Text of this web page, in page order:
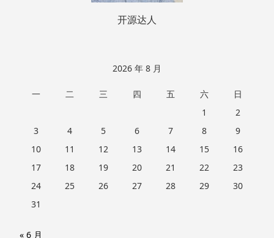
开源达人
2026 年 8 月
一 二 三 四 五 六
日
1
2
3
4 5 6 7 8
9
10
11 12 13 14 15
16
17
18 19 20 21 22
23
24
25 26 27 28 29
30
31
« 6 月